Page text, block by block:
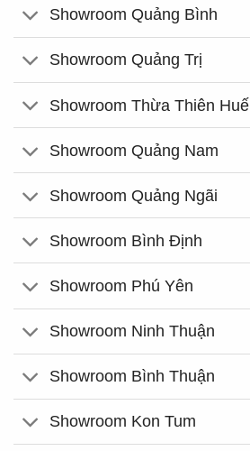
Showroom Quảng Bình
Showroom Quảng Trị
Showroom Thừa Thiên Huế
Showroom Quảng Nam
Showroom Quảng Ngãi
Showroom Bình Định
Showroom Phú Yên
Showroom Ninh Thuận
Showroom Bình Thuận
Showroom Kon Tum